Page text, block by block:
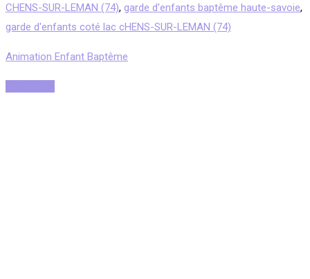
CHENS-SUR-LEMAN (74), garde d'enfants baptême haute-savoie,
garde d'enfants coté lac cHENS-SUR-LEMAN (74)
Animation Enfant Baptême